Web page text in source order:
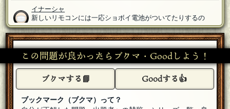
イナーシャ
新しいリモコンには一応ショボイ電池がついてたりするの
で、抜くだけでも入れ替えでも正解です。正解の皆さんおめ
でとうございます、皆さん参加ありがとうございました。[18年06
月13日 23:19]
御種
イナーシャさん出題ありがとうございました！正解の皆さん
おめでとうございます！
[18年06月13日 23:19]
ホルス
参加します
[18年06月13日 23:13]
この問題が良かったらブクマ・Goodしよう！
ブクマする📘 Goodする👍
ブックマーク（ブクマ）って？